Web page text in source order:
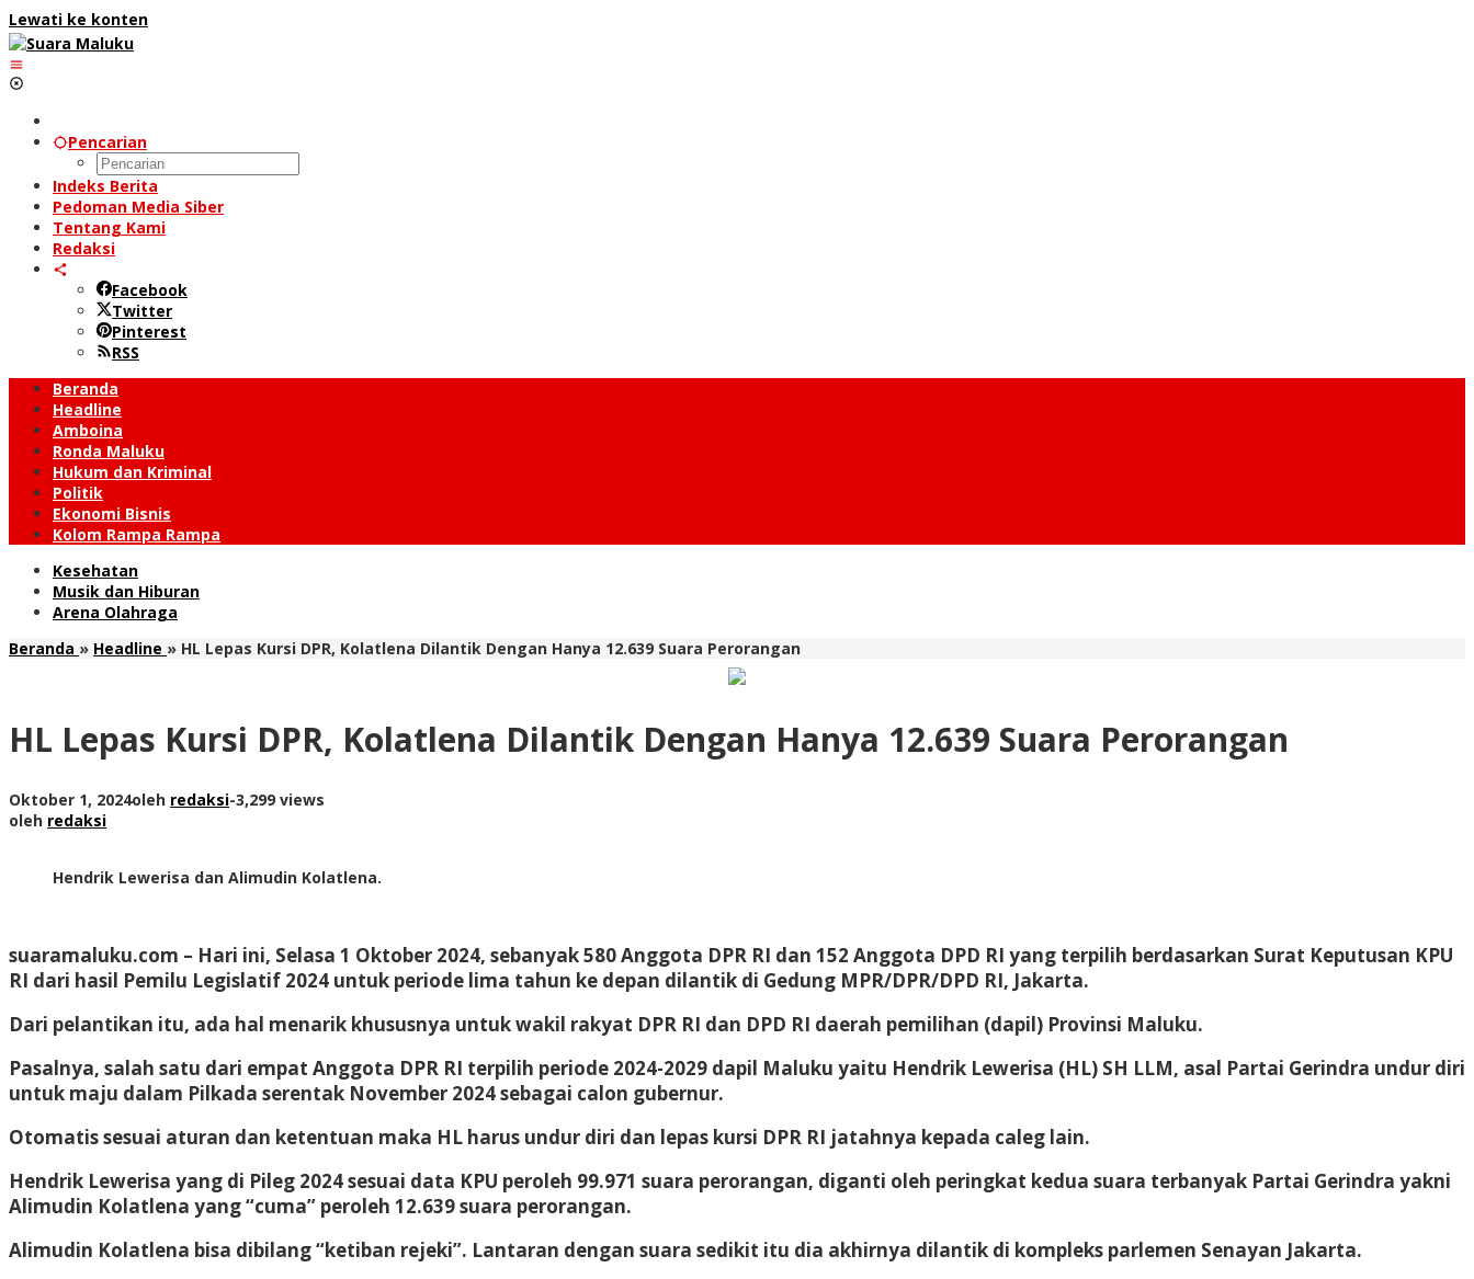
Lewati ke konten
Pencarian
Indeks Berita
Pedoman Media Siber
Tentang Kami
Redaksi
Facebook
Twitter
Pinterest
RSS
Beranda
Headline
Amboina
Ronda Maluku
Hukum dan Kriminal
Politik
Ekonomi Bisnis
Kolom Rampa Rampa
Kesehatan
Musik dan Hiburan
Arena Olahraga
Beranda » Headline » HL Lepas Kursi DPR, Kolatlena Dilantik Dengan Hanya 12.639 Suara Perorangan
HL Lepas Kursi DPR, Kolatlena Dilantik Dengan Hanya 12.639 Suara Perorangan
Oktober 1, 2024oleh redaksi-3,299 views
oleh redaksi
Hendrik Lewerisa dan Alimudin Kolatlena.
suaramaluku.com – Hari ini, Selasa 1 Oktober 2024, sebanyak 580 Anggota DPR RI dan 152 Anggota DPD RI yang terpilih berdasarkan Surat Keputusan KPU
RI dari hasil Pemilu Legislatif 2024 untuk periode lima tahun ke depan dilantik di Gedung MPR/DPR/DPD RI, Jakarta.
Dari pelantikan itu, ada hal menarik khususnya untuk wakil rakyat DPR RI dan DPD RI daerah pemilihan (dapil) Provinsi Maluku.
Pasalnya, salah satu dari empat Anggota DPR RI terpilih periode 2024-2029 dapil Maluku yaitu Hendrik Lewerisa (HL) SH LLM, asal Partai Gerindra undur diri
untuk maju dalam Pilkada serentak November 2024 sebagai calon gubernur.
Otomatis sesuai aturan dan ketentuan maka HL harus undur diri dan lepas kursi DPR RI jatahnya kepada caleg lain.
Hendrik Lewerisa yang di Pileg 2024 sesuai data KPU peroleh 99.971 suara perorangan, diganti oleh peringkat kedua suara terbanyak Partai Gerindra yakni
Alimudin Kolatlena yang “cuma” peroleh 12.639 suara perorangan.
Alimudin Kolatlena bisa dibilang “ketiban rejeki”. Lantaran dengan suara sedikit itu dia akhirnya dilantik di kompleks parlemen Senayan Jakarta.